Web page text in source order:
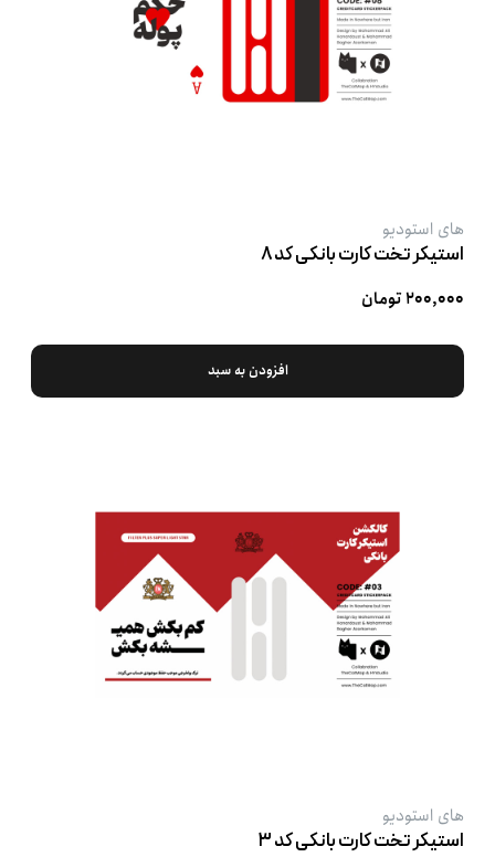
های استودیو
استیکر تخت کارت بانکی کد ۸
۲۰۰,۰۰۰ تومان
افزودن به سبد
های استودیو
استیکر تخت کارت بانکی کد ۳